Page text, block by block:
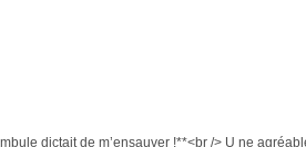
dictait de m’ensauver !**<br /> U ne